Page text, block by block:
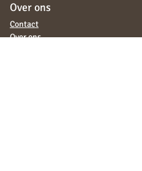
Over ons
Contact
Over ons